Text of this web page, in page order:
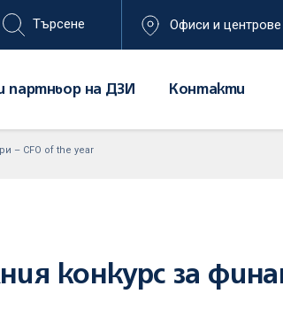
Офиси и
партньор на ДЗИ Контакти
– CFO of the year
конкурс за